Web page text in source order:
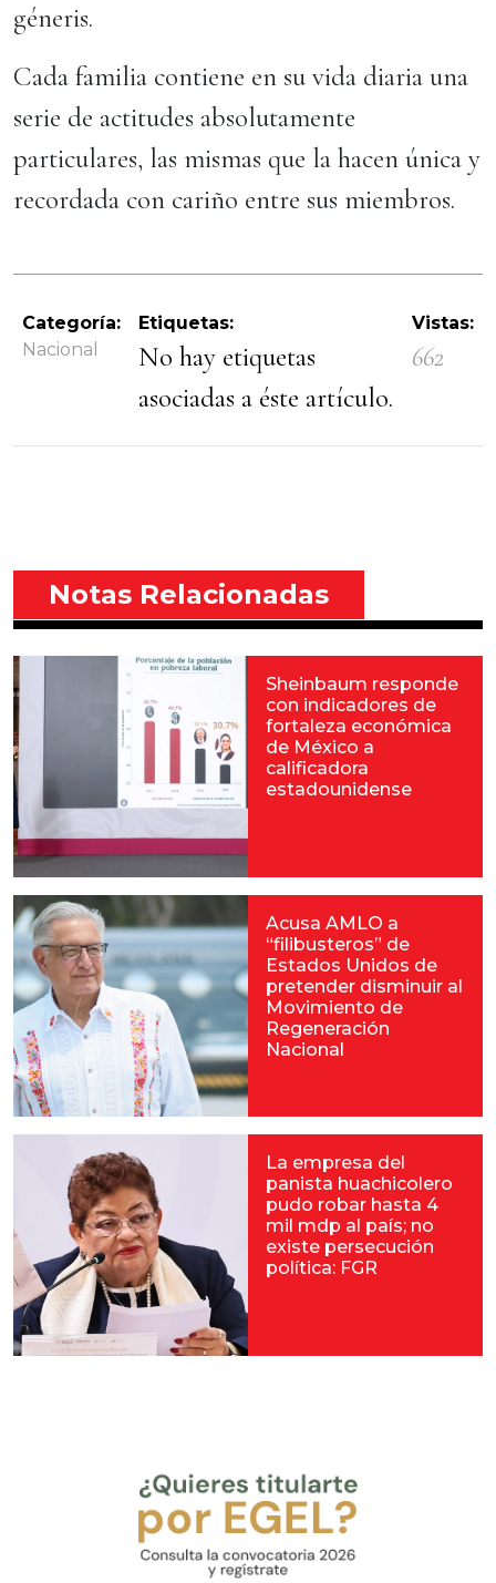
géneris.
Cada familia contiene en su vida diaria una
serie de actitudes absolutamente
particulares, las mismas que la hacen única y
recordada con cariño entre sus miembros.
Categoría:
Nacional
Etiquetas:
No hay etiquetas
asociadas a éste artículo.
Vistas:
662
Notas Relacionadas
Sheinbaum responde
con indicadores de
fortaleza económica
de México a
calificadora
estadounidense
Acusa AMLO a
“filibusteros” de
Estados Unidos de
pretender disminuir al
Movimiento de
Regeneración
Nacional
La empresa del
panista huachicolero
pudo robar hasta 4
mil mdp al país; no
existe persecución
política: FGR